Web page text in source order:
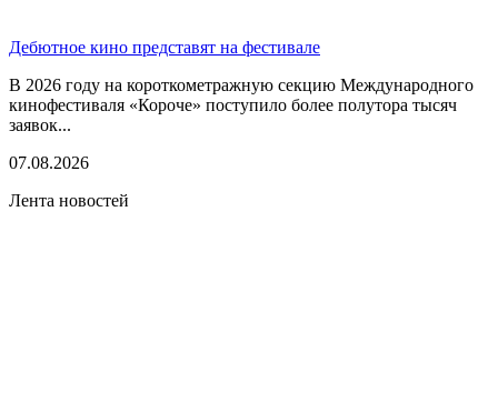
Дебютное кино представят на фестивале
В 2026 году на короткометражную секцию Международного
кинофестиваля «Короче» поступило более полутора тысяч
заявок...
07.08.2026
Лента новостей